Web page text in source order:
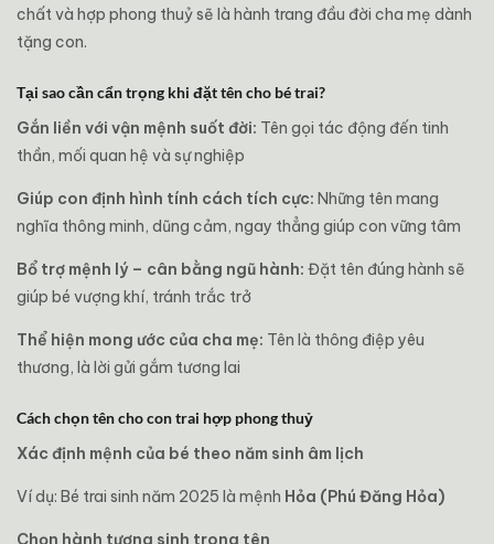
chất và hợp phong thuỷ sẽ là hành trang đầu đời cha mẹ dành
tặng con.
Tại sao cần cẩn trọng khi đặt tên cho bé trai?
Gắn liền với vận mệnh suốt đời: Tên gọi tác động đến tinh
thần, mối quan hệ và sự nghiệp
Giúp con định hình tính cách tích cực: Những tên mang
nghĩa thông minh, dũng cảm, ngay thẳng giúp con vững tâm
Bổ trợ mệnh lý – cân bằng ngũ hành: Đặt tên đúng hành sẽ
giúp bé vượng khí, tránh trắc trở
Thể hiện mong ước của cha mẹ: Tên là thông điệp yêu
thương, là lời gửi gắm tương lai
Cách chọn tên cho con trai hợp phong thuỷ
Xác định mệnh của bé theo năm sinh âm lịch
Ví dụ: Bé trai sinh năm 2025 là mệnh Hỏa (Phú Đăng Hỏa)
Chọn hành tương sinh trong tên